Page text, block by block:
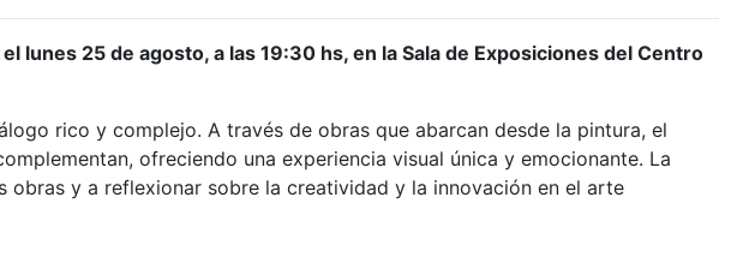
lunes 25 de agosto, a las 19:30 hs, en la Sala de Exposiciones del Centro
rico y complejo. A través de obras que abarcan desde la pintura, el
ofreciendo una experiencia visual única y emocionante. La
y a reflexionar sobre la creatividad y la innovación en el arte